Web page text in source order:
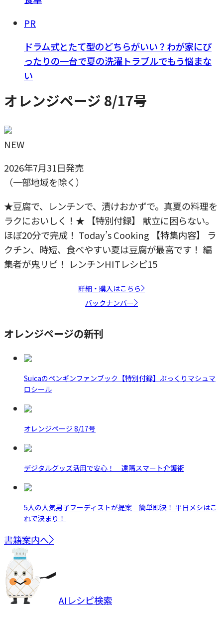
PR
ドラム式とたて型のどちらがいい？わが家にぴ
ったりの一台で夏の洗濯トラブルでもう悩まな
い
オレンジページ 8/17号
NEW
2026年7月31日発売
（一部地域を除く）
★豆腐で、レンチンで、漬けおかずで。真夏の料理を
ラクにおいしく！★ 【特別付録】 献立に困らない。
ほぼ20分で完成！ Today’s Cooking 【特集内容】 ラ
クチン、時短、食べやすい夏は豆腐が最高です！ 編
集者が鬼リピ！ レンチンHITレシピ15
詳細・購入はこちら
バックナンバー
オレンジページの新刊
Suicaのペンギンファンブック【特別付録】ぷっくりマシュマ
ロシール
オレンジページ 8/17号
デジタルグッズ活用で安心！ 遠隔スマート介護術
5人の人気男子フーディストが提案 簡単即決！ 平日メシはこ
れで決まり！
書籍案内へ
AIレシピ検索